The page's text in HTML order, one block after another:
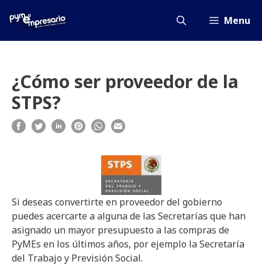
Menu
¿Cómo ser proveedor de la
STPS?
Si deseas convertirte en proveedor del gobierno
puedes acercarte a alguna de las Secretarías que han
asignado un mayor presupuesto a las compras de
PyMEs en los últimos años, por ejemplo la Secretaría
del Trabajo y Previsión Social.